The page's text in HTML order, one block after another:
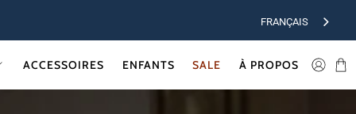
ACCESSOIRES ENFANTS SALE À PROPOS
FRANÇAIS